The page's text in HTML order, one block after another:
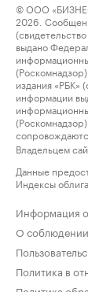
© ООО
2026.
выдано
издания «РБК»
информации
Владельцем
Данные
Индексы
Информация
О
Политика в